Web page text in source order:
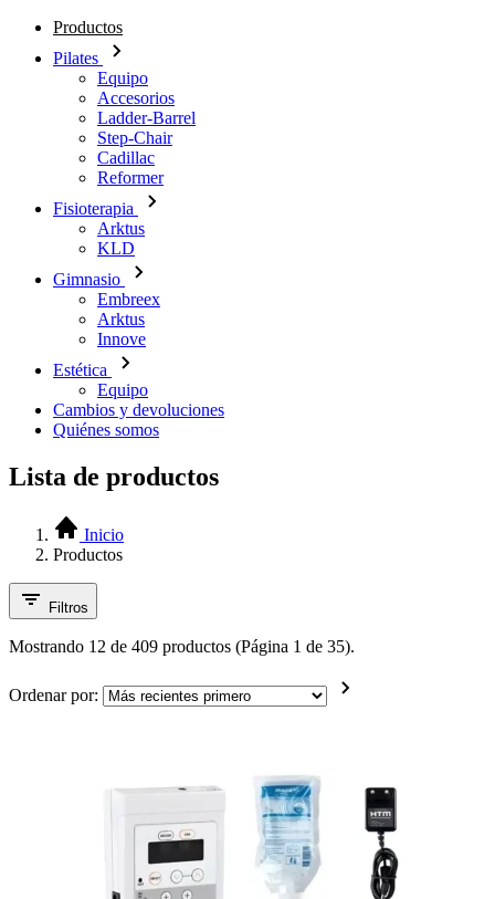
Productos
Pilates
Equipo
Accesorios
Ladder-Barrel
Step-Chair
Cadillac
Reformer
Fisioterapia
Arktus
KLD
Gimnasio
Embreex
Arktus
Innove
Estética
Equipo
Cambios y devoluciones
Quiénes somos
Lista de productos
Inicio
Productos
Filtros
Mostrando 12 de 409 productos (Página 1 de 35).
Ordenar por: